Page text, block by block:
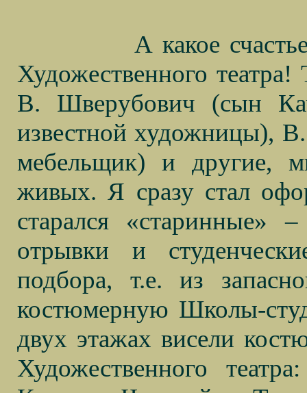
А какое
Художественного
В. Шверубович (сын
известной художницы),
мебельщик) и другие,
живых. Я сразу стал
старался «старинные»
отрывки и
подбора, т.е. из
костюмерную Школы-
двух этажах висели
Художественного